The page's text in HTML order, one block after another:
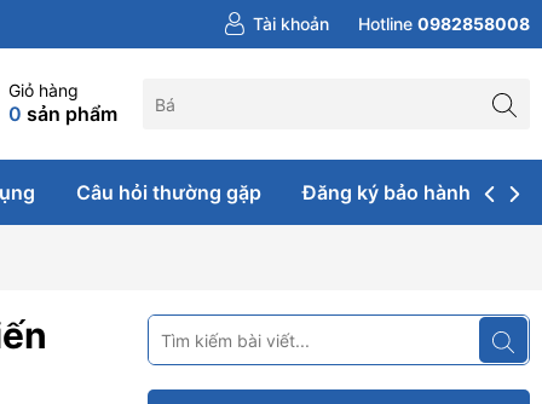
Tài khoản Hotline 0982858008
Giỏ hàng
0 sản phẩm
Câu hỏi thường gặp Đăng ký bảo hành & sửa